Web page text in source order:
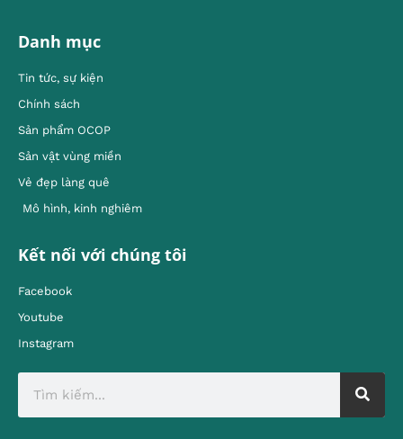
Danh mục
Tin tức, sự kiện
Chính sách
Sản phẩm OCOP
Sản vật vùng miền
Vẻ đẹp làng quê
Mô hình, kinh nghiêm
Kết nối với chúng tôi
Facebook
Youtube
Instagram